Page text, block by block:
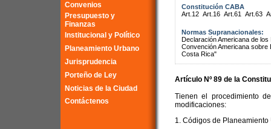
Convenios
Presupuesto y
Finanzas
Institucional y Político
Planeamiento Urbano
Jurisprudencia
Porteño de Ley
Noticias de la Ciudad
Contáctenos
Constitución CABA
Art.12 Art.16 Art.61 Art.63
Normas Supranacionales:
Declaración Americana de
Convención Americana
Costa Rica"
Artículo Nº 89 de la
Tienen el procedimiento
modificaciones:
1. Códigos de